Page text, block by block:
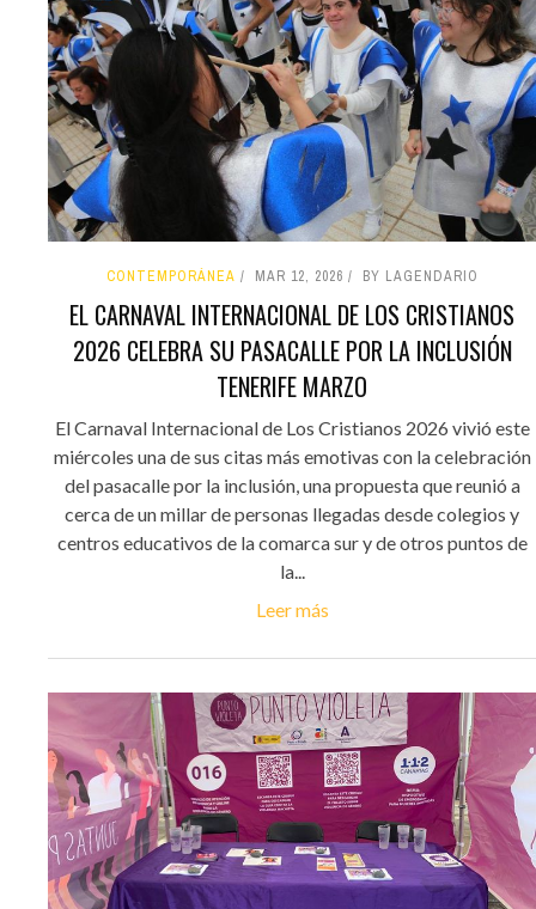
CONTEMPORÁNEA MAR 12, 2026 BY LAGENDARIO
EL CARNAVAL INTERNACIONAL DE LOS CRISTIANOS
2026 CELEBRA SU PASACALLE POR LA INCLUSIÓN
TENERIFE MARZO
El Carnaval Internacional de Los Cristianos 2026 vivió este
miércoles una de sus citas más emotivas con la celebración
del pasacalle por la inclusión, una propuesta que reunió a
cerca de un millar de personas llegadas desde colegios y
centros educativos de la comarca sur y de otros puntos de
la...
Leer más